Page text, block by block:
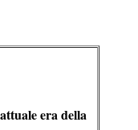
era della